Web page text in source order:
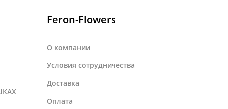
Feron-Flowers
О компании
Условия сотрудничества
Доставка
Оплата